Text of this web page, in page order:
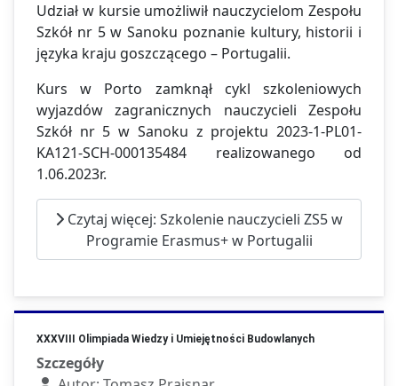
Udział w kursie umożliwił nauczycielom Zespołu
Szkół nr 5 w Sanoku poznanie kultury, historii i
języka kraju goszczącego – Portugalii.
Kurs w Porto zamknął cykl szkoleniowych
wyjazdów zagranicznych nauczycieli Zespołu
Szkół nr 5 w Sanoku z projektu 2023-1-PL01-
KA121-SCH-000135484 realizowanego od
1.06.2023r.
Czytaj więcej: Szkolenie nauczycieli ZS5 w
Programie Erasmus+ w Portugalii
XXXVIII Olimpiada Wiedzy i Umiejętności Budowlanych
Szczegóły